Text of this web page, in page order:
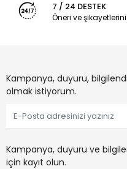
7 / 24 DESTEK
Öneri ve
Kampanya, duyuru,
olmak istiyorum.
Kampanya, duyuru ve
için kayıt olun.